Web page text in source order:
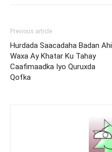
Previous article
Hurdada Saacadaha Badan Ahi
Waxa Ay Khatar Ku Tahay
Caafimaadka Iyo Quruxda
Qofka